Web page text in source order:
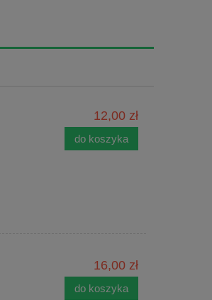
12,00 zł
do koszyka
16,00 zł
do koszyka